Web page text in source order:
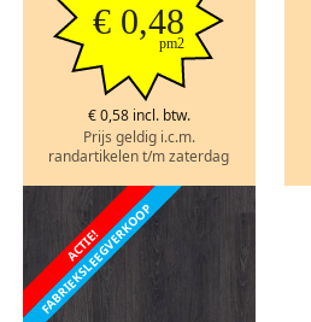
€ 0,48
pm2
€ 0,58 incl. btw.
Prijs geldig i.c.m.
randartikelen t/m zaterdag
ACTIE!
FABRIEKSLEEGVERKOOP